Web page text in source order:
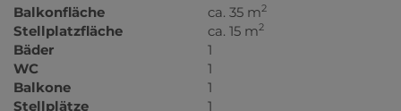
Balkonfläche ca. 35 m2
Stellplatzfläche ca. 15 m2
Bäder
1
WC
1
Balkone
1
Stellplätze
1